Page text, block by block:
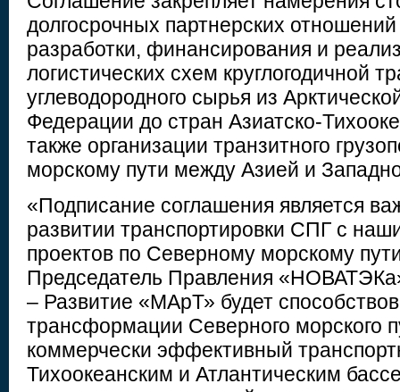
долгосрочных партнерских
разработки, финансирования и
логистических схем круглогодичной
углеводородного сырья из
Федерации до стран Азиатско-
также организации транзитного
морскому пути между Азией и
«Подписание соглашения является
развитии транспортировки СПГ с
проектов по Северному морскому
Председатель Правления
– Развитие «МАрТ» будет
трансформации Северного морского
коммерчески эффективный
Тихоокеанским и Атлантическим